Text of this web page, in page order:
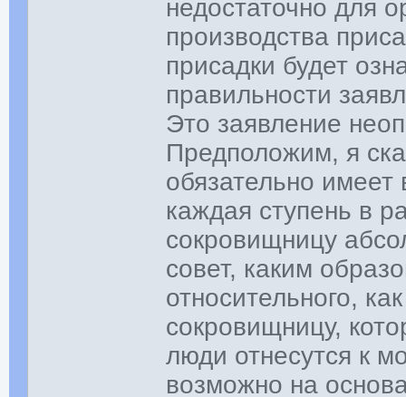
недостаточно для
производства
присадки будет
правильности
Это заявление
Предположим, я
обязательно
каждая ступень в
сокровищницу
совет, каким
относительного,
сокровищницу,
люди отнесутся к
возможно на